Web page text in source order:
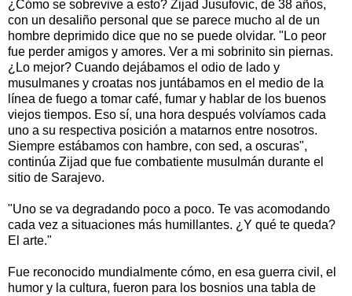
¿Cómo se sobrevive a esto? Zijad Jusufovic, de 38 años,
con un desaliño personal que se parece mucho al de un
hombre deprimido dice que no se puede olvidar. "Lo peor
fue perder amigos y amores. Ver a mi sobrinito sin piernas.
¿Lo mejor? Cuando dejábamos el odio de lado y
musulmanes y croatas nos juntábamos en el medio de la
línea de fuego a tomar café, fumar y hablar de los buenos
viejos tiempos. Eso sí, una hora después volvíamos cada
uno a su respectiva posición a matarnos entre nosotros.
Siempre estábamos con hambre, con sed, a oscuras",
continúa Zijad que fue combatiente musulmán durante el
sitio de Sarajevo.
"Uno se va degradando poco a poco. Te vas acomodando
cada vez a situaciones más humillantes. ¿Y qué te queda?
El arte."
Fue reconocido mundialmente cómo, en esa guerra civil, el
humor y la cultura, fueron para los bosnios una tabla de